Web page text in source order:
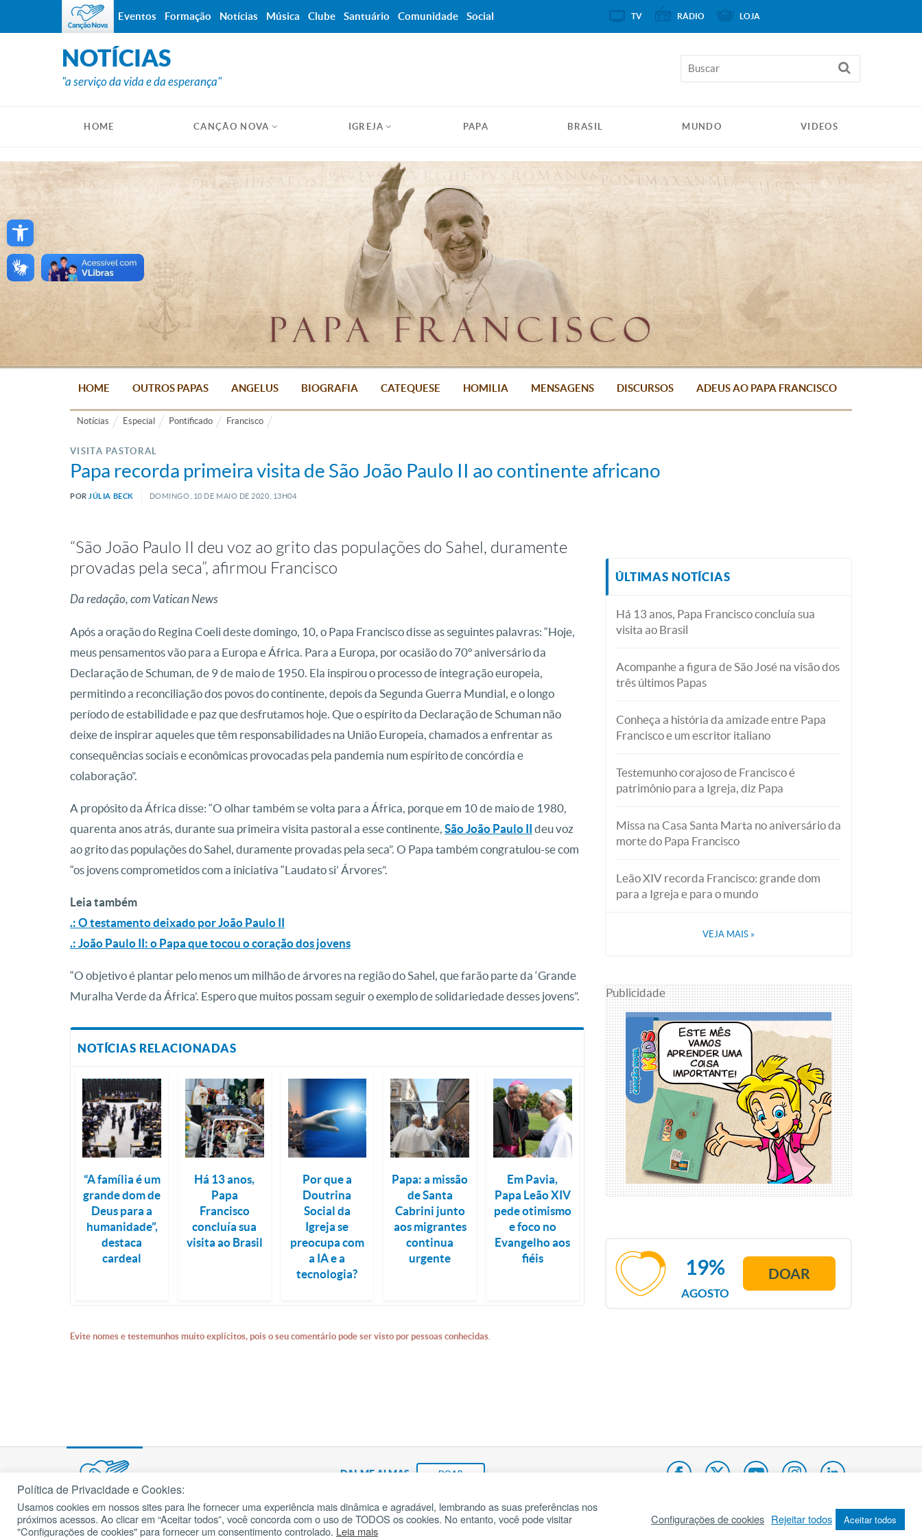
Open toolbar
NOTÍCIAS
"a serviço da vida e da esperança"
HOME CANÇÃO NOVA IGREJA PAPA BRASIL MUNDO VIDEOS
HOME OUTROS PAPAS ANGELUS BIOGRAFIA CATEQUESE HOMILIA MENSAGENS DISCURSOS ADEUS AO PAPA FRANCISCO
Notícias Especial Pontificado Francisco
VISITA PASTORAL
Papa recorda primeira visita de São João Paulo II ao continente africano
POR JÚLIA BECK DOMINGO, 10 DE MAIO DE 2020, 13H04
“São João Paulo II deu voz ao grito das populações do Sahel, duramente
provadas pela seca”, afirmou Francisco
Da redação, com Vatican News
Após a oração do Regina Coeli deste domingo, 10, o Papa Francisco disse as seguintes palavras: “Hoje,
meus pensamentos vão para a Europa e África. Para a Europa, por ocasião do 70º aniversário da
Declaração de Schuman, de 9 de maio de 1950. Ela inspirou o processo de integração europeia,
permitindo a reconciliação dos povos do continente, depois da Segunda Guerra Mundial, e o longo
período de estabilidade e paz que desfrutamos hoje. Que o espírito da Declaração de Schuman não
deixe de inspirar aqueles que têm responsabilidades na União Europeia, chamados a enfrentar as
consequências sociais e econômicas provocadas pela pandemia num espírito de concórdia e
colaboração”.
A propósito da África disse: “O olhar também se volta para a África, porque em 10 de maio de 1980,
quarenta anos atrás, durante sua primeira visita pastoral a esse continente, São João Paulo II deu voz
ao grito das populações do Sahel, duramente provadas pela seca”. O Papa também congratulou-se com
“os jovens comprometidos com a iniciativa “Laudato si’ Árvores”.
Leia também
.: O testamento deixado por João Paulo II
.: João Paulo II: o Papa que tocou o coração dos jovens
“O objetivo é plantar pelo menos um milhão de árvores na região do Sahel, que farão parte da ‘Grande
Muralha Verde da África’. Espero que muitos possam seguir o exemplo de solidariedade desses jovens”.
NOTÍCIAS RELACIONADAS
“A família é um
grande dom de
Deus para a
humanidade”,
destaca
cardeal
Há 13 anos,
Papa
Francisco
concluía sua
visita ao Brasil
Por que a
Doutrina
Social da
Igreja se
preocupa com
a IA e a
tecnologia?
Papa: a missão
de Santa
Cabrini junto
aos migrantes
continua
urgente
Em Pavia,
Papa Leão XIV
pede otimismo
e foco no
Evangelho aos
fiéis
Evite nomes e testemunhos muito explícitos, pois o seu comentário pode ser visto por pessoas conhecidas.
ÚLTIMAS NOTÍCIAS
Há 13 anos, Papa Francisco concluía sua
visita ao Brasil
Acompanhe a figura de São José na visão dos
três últimos Papas
Conheça a história da amizade entre Papa
Francisco e um escritor italiano
Testemunho corajoso de Francisco é
patrimônio para a Igreja, diz Papa
Missa na Casa Santa Marta no aniversário da
morte do Papa Francisco
Leão XIV recorda Francisco: grande dom
para a Igreja e para o mundo
VEJA MAIS »
Publicidade
AGOSTO
19% DOAR
Eventos Formação Notícias Música Clube Santuário Comunidade Social TV RÁDIO LOJA
DAI-ME ALMAS DOAR
Fundação João Paulo II Pedido de Oração Mapa do site Internacional
cancaonova.com© 2002 – 2026
Todos os direitos reservados.
Política de Privacidade e Cookies:
Usamos cookies em nossos sites para lhe fornecer uma experiência mais dinâmica e agradável, lembrando as suas preferências nos
próximos acessos. Ao clicar em “Aceitar todos”, você concorda com o uso de TODOS os cookies. No entanto, você pode visitar
"Configurações de cookies" para fornecer um consentimento controlado. Leia mais
Configurações de cookies Rejeitar todos Aceitar todos